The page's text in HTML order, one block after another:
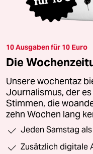
10 Ausgaben für 10 Euro
Die
Unsere wochentaz
Journalismus, der
Stimmen, die
zehn Wochen lang
Jeden Samstag
Zusätzlich digitale